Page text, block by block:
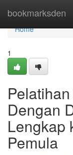
bookmarksden
Home
Home
1
Dengan
Lengkap
Pemula